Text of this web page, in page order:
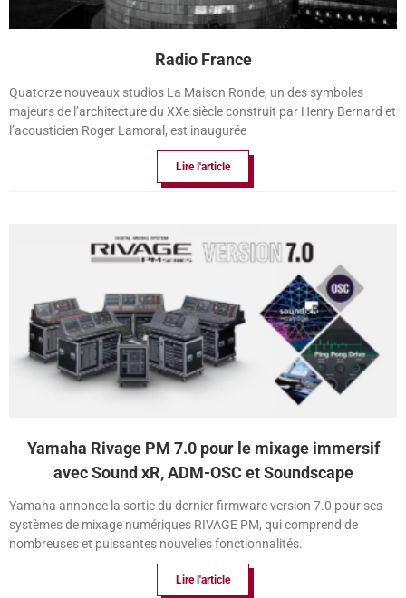
Radio France
Quatorze nouveaux studios La Maison Ronde, un des symboles
majeurs de l’architecture du XXe siècle construit par Henry Bernard et
l’acousticien Roger Lamoral, est inaugurée
Lire l'article
Yamaha Rivage PM 7.0 pour le mixage immersif
avec Sound xR, ADM-OSC et Soundscape
Yamaha annonce la sortie du dernier firmware version 7.0 pour ses
systèmes de mixage numériques RIVAGE PM, qui comprend de
nombreuses et puissantes nouvelles fonctionnalités.
Lire l'article